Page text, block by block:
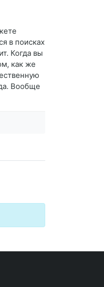
в поисках
Когда вы
как же
Вообще